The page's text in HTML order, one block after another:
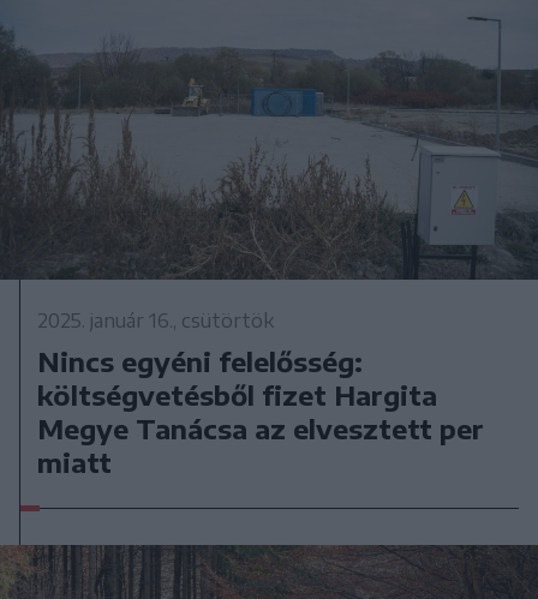
2025. január 16., csütörtök
Nincs egyéni felelősség:
költségvetésből fizet Hargita
Megye Tanácsa az elvesztett per
miatt